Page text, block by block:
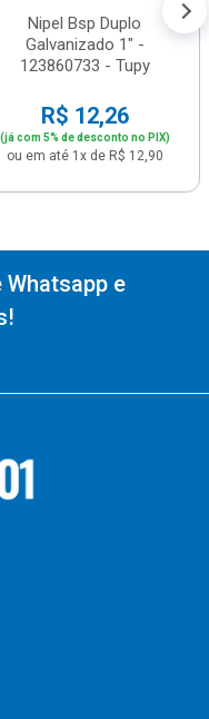
Nipel Bsp Duplo
Galvanizado 1" -
123860733 - Tupy
R$ 12,26
(já com 5% de desconto no PIX)
ou em até 1x de R$ 12,90
Whatsapp e